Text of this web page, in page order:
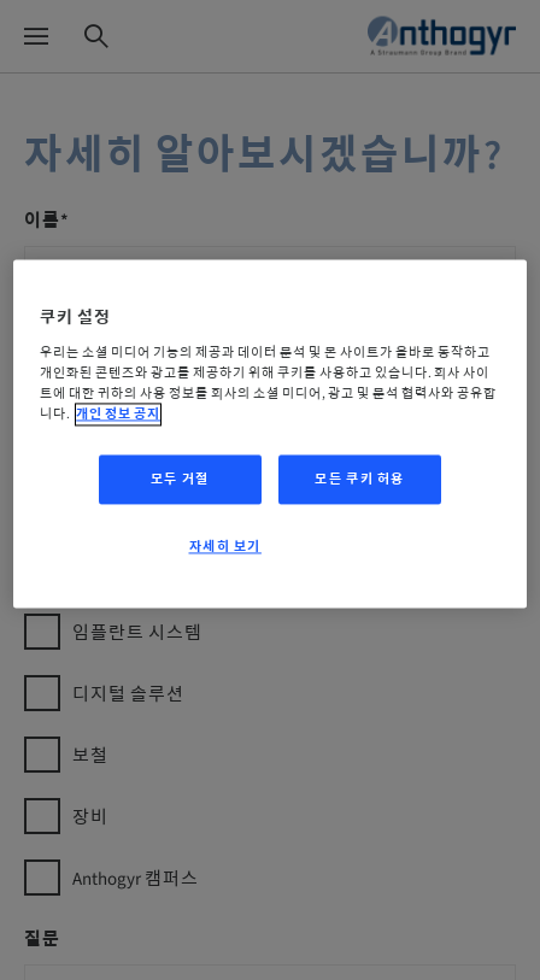
자세히 알아보시겠습니까?
이름*
이메일*
임플란트 시스템
디지털 솔루션
보철
장비
Anthogyr 캠퍼스
질문
쿠키 설정
우리는 소셜 미디어 기능의 제공과 데이터 분석 및 본 사이트가 올바로 동작하고
개인화된 콘텐츠와 광고를 제공하기 위해 쿠키를 사용하고 있습니다. 회사 사이
트에 대한 귀하의 사용 정보를 회사의 소셜 미디어, 광고 및 분석 협력사와 공유합
니다. 개인 정보 공지
모두 거절 모든 쿠키 허용
자세히 보기